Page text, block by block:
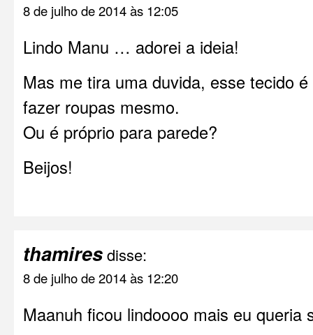
8 de julho de 2014 às 12:05
Lindo Manu … adorei a ideia!
Mas me tira uma duvida, esse tecido
fazer roupas mesmo.
Ou é próprio para parede?
Beijos!
thamiresdisse:
8 de julho de 2014 às 12:20
Maanuh ficou lindoooo mais eu queria